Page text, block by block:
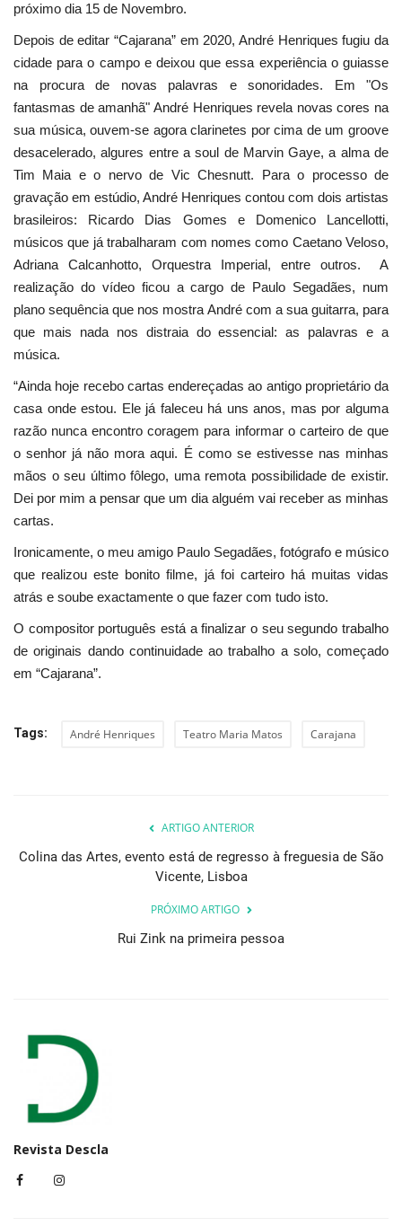
próximo dia 15 de Novembro.
Depois de editar “Cajarana” em 2020, André Henriques fugiu da
cidade para o campo e deixou que essa experiência o guiasse
na procura de novas palavras e sonoridades. Em "Os
fantasmas de amanhã" André Henriques revela novas cores na
sua música, ouvem-se agora clarinetes por cima de um groove
desacelerado, algures entre a soul de Marvin Gaye, a alma de
Tim Maia e o nervo de Vic Chesnutt. Para o processo de
gravação em estúdio, André Henriques contou com dois artistas
brasileiros: Ricardo Dias Gomes e Domenico Lancellotti,
músicos que já trabalharam com nomes como Caetano Veloso,
Adriana Calcanhotto, Orquestra Imperial, entre outros. A
realização do vídeo ficou a cargo de Paulo Segadães, num
plano sequência que nos mostra André com a sua guitarra, para
que mais nada nos distraia do essencial: as palavras e a
música.
“Ainda hoje recebo cartas endereçadas ao antigo proprietário da
casa onde estou. Ele já faleceu há uns anos, mas por alguma
razão nunca encontro coragem para informar o carteiro de que
o senhor já não mora aqui. É como se estivesse nas minhas
mãos o seu último fôlego, uma remota possibilidade de existir.
Dei por mim a pensar que um dia alguém vai receber as minhas
cartas.
Ironicamente, o meu amigo Paulo Segadães, fotógrafo e músico
que realizou este bonito filme, já foi carteiro há muitas vidas
atrás e soube exactamente o que fazer com tudo isto.
O compositor português está a finalizar o seu segundo trabalho
de originais dando continuidade ao trabalho a solo, começado
em “Cajarana”.
Tags: André Henriques Teatro Maria Matos Carajana
ARTIGO ANTERIOR
Colina das Artes, evento está de regresso à freguesia de São
Vicente, Lisboa
PRÓXIMO ARTIGO
Rui Zink na primeira pessoa
Revista Descla